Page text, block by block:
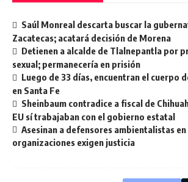
Saúl Monreal descarta buscar la
Zacatecas; acatará decisión de Morena
Detienen a alcalde de Tlalnepantla por
sexual; permanecería en prisión
Luego de 33 días, encuentran el cuerpo
en Santa Fe
Sheinbaum contradice a fiscal de
EU sí trabajaban con el gobierno estatal
Asesinan a defensores ambientalistas
organizaciones exigen justicia